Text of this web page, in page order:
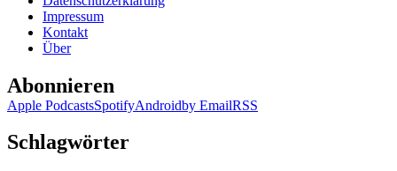
Impressum
Kontakt
Über
Abonnieren
Apple PodcastsSpotifyAndroidby EmailRSS
Schlagwörter